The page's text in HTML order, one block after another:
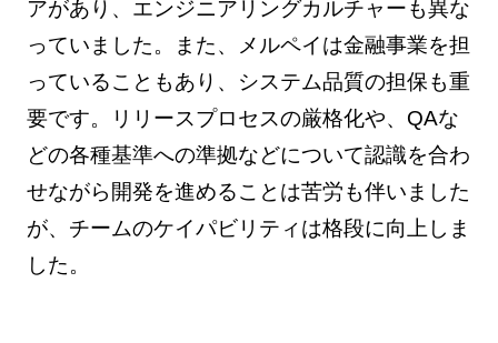
アがあり、エンジニアリングカルチャーも異な
っていました。また、メルペイは金融事業を担
っていることもあり、システム品質の担保も重
要です。リリースプロセスの厳格化や、QAな
どの各種基準への準拠などについて認識を合わ
せながら開発を進めることは苦労も伴いました
が、チームのケイパビリティは格段に向上しま
した。